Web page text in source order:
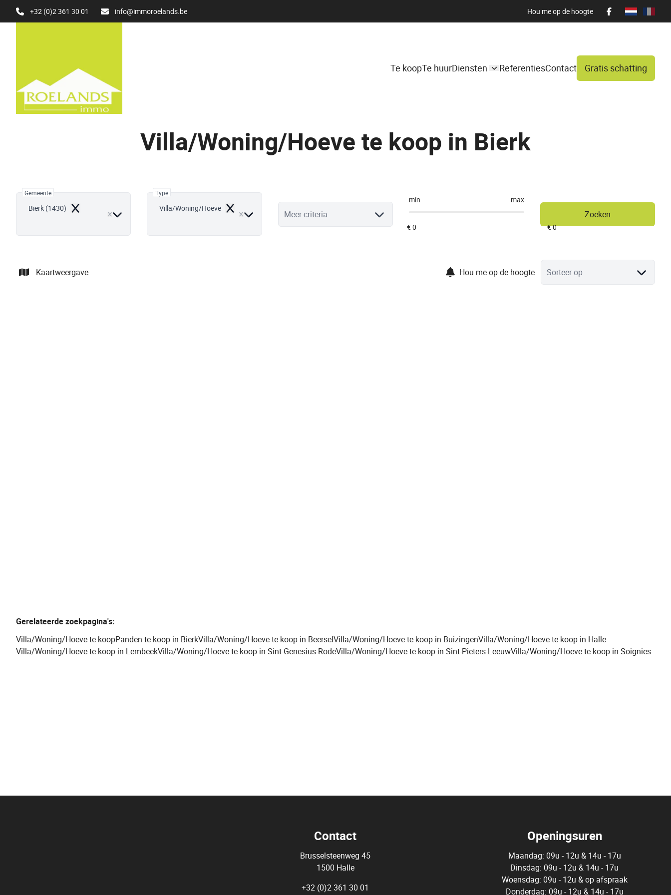
Ga naar hoofdinhoud
+32 (0)2 361 30 01 info@immoroelands.be Hou me op de hoogte
Te koopTe huurDiensten ReferentiesContact Gratis schatting
Villa/Woning/Hoeve te koop in Bierk
Gemeente
Bierk (1430) Remove
Type
Villa/Woning/Hoeve Remove Meer criteria
min max
Zoeken
Kaartweergave Hou me op de hoogte Sorteer op
Gerelateerde zoekpagina's:
Villa/Woning/Hoeve te koopPanden te koop in BierkVilla/Woning/Hoeve te koop in BeerselVilla/Woning/Hoeve te koop in BuizingenVilla/Woning/Hoeve te koop in Halle
Villa/Woning/Hoeve te koop in LembeekVilla/Woning/Hoeve te koop in Sint-Genesius-RodeVilla/Woning/Hoeve te koop in Sint-Pieters-LeeuwVilla/Woning/Hoeve te koop in Soignies
Contact
Brusselsteenweg 45
1500 Halle
+32 (0)2 361 30 01
Openingsuren
Maandag: 09u - 12u & 14u - 17u
Dinsdag: 09u - 12u & 14u - 17u
Woensdag: 09u - 12u & op afspraak
Donderdag: 09u - 12u & 14u - 17u